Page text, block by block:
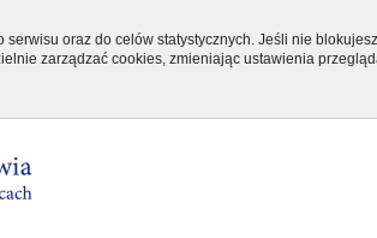
oraz do celów statystycznych. Jeśli nie
zarządzać cookies, zmieniając ustawienia